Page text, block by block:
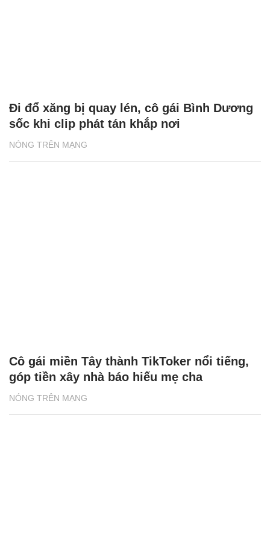
NÓNG TRÊN MẠNG
Đi đổ xăng bị quay lén, cô gái Bình Dương
sốc khi clip phát tán khắp nơi
NÓNG TRÊN MẠNG
Cô gái miền Tây thành TikToker nổi tiếng,
góp tiền xây nhà báo hiếu mẹ cha